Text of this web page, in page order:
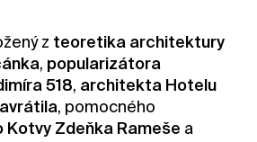
z teoretika architektury
, popularizátora
518, architekta Hotelu
, pomocného
Kotvy Zdeňka Rameše a